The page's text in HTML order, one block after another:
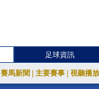
足球資訊
賽馬新聞 主要賽事 視聽播